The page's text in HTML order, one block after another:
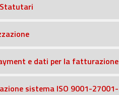
e dati per la fatturazione
sistema ISO 9001-27001-